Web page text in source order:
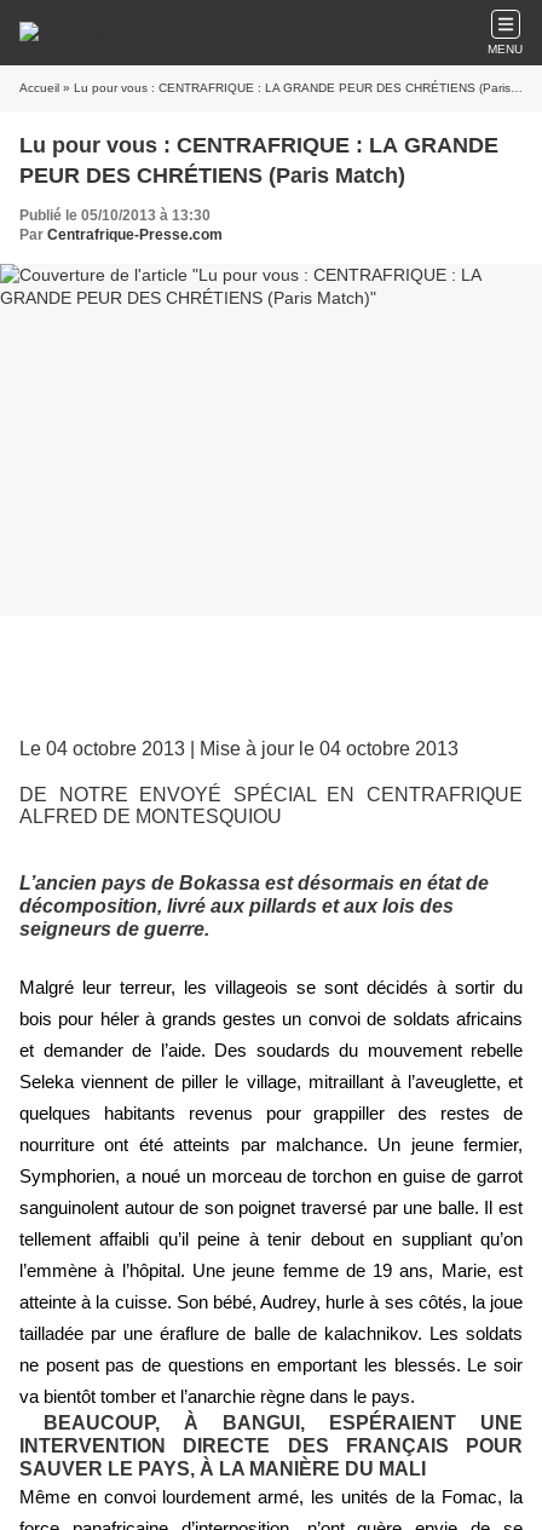
MENU
Accueil » Lu pour vous : CENTRAFRIQUE : LA GRANDE PEUR DES CHRÉTIENS (Paris Match)
Lu pour vous : CENTRAFRIQUE : LA GRANDE
PEUR DES CHRÉTIENS (Paris Match)
Publié le 05/10/2013 à 13:30
Par Centrafrique-Presse.com
Le 04 octobre 2013 | Mise à jour le 04 octobre 2013
DE NOTRE ENVOYÉ SPÉCIAL EN CENTRAFRIQUE
ALFRED DE MONTESQUIOU
L’ancien pays de Bokassa est désormais en état de
décomposition, livré aux pillards et aux lois des
seigneurs de guerre.
Malgré leur terreur, les villageois se sont décidés à sortir du
bois pour héler à grands gestes un convoi de soldats africains
et demander de l’aide. Des soudards du mouvement rebelle
Seleka viennent de piller le village, mitraillant à l’aveuglette, et
quelques habitants revenus pour grappiller des restes de
nourriture ont été atteints par malchance. Un jeune fermier,
Symphorien, a noué un morceau de torchon en guise de garrot
sanguinolent autour de son poignet traversé par une balle. Il est
tellement affaibli qu’il peine à tenir debout en suppliant qu’on
l’emmène à l’hôpital. Une jeune femme de 19 ans, Marie, est
atteinte à la cuisse. Son bébé, Audrey, hurle à ses côtés, la joue
tailladée par une éraflure de balle de kalachnikov. Les soldats
ne posent pas de questions en emportant les blessés. Le soir
va bientôt tomber et l’anarchie règne dans le pays.
BEAUCOUP, À BANGUI, ESPÉRAIENT UNE
INTERVENTION DIRECTE DES FRANÇAIS POUR
SAUVER LE PAYS, À LA MANIÈRE DU MALI
Même en convoi lourdement armé, les unités de la Fomac, la